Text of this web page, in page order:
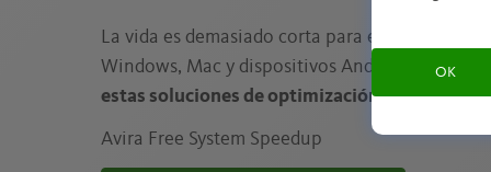
La vida es demasiado corta para esperar por tu
Windows, Mac y dispositivos Android
estas soluciones de optimización de Avira.
Avira Free System Speedup
OK